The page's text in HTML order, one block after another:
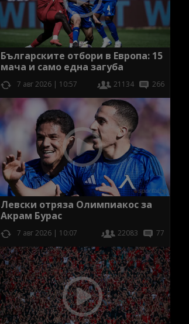
Българските отбори в Европа: 15
мача и само една загуба
7 авг 2026 | 10:57 21134 266
Левски отряза Олимпиакос за
Акрам Бурас
7 авг 2026 | 10:07 22083 77